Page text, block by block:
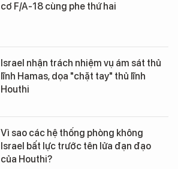
cơ F/A-18 cùng phe thứ hai
Israel nhận trách nhiệm vụ ám sát thủ
lĩnh Hamas, dọa "chặt tay" thủ lĩnh
Houthi
Vì sao các hệ thống phòng không
Israel bất lực trước tên lửa đạn đạo
của Houthi?